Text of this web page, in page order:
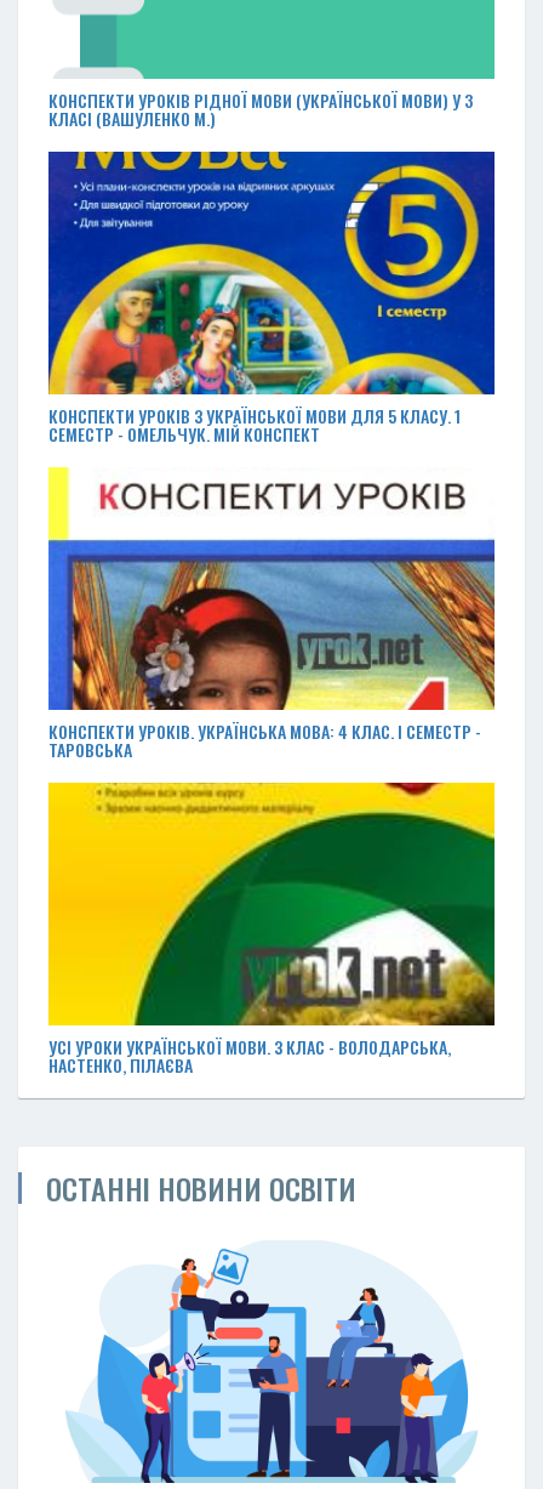
КОНСПЕКТИ УРОКІВ РІДНОЇ МОВИ (УКРАЇНСЬКОЇ МОВИ) У 3
КЛАСІ (ВАШУЛЕНКО М.)
КОНСПЕКТИ УРОКІВ З УКРАЇНСЬКОЇ МОВИ ДЛЯ 5 КЛАСУ. 1
СЕМЕСТР - ОМЕЛЬЧУК. МІЙ КОНСПЕКТ
КОНСПЕКТИ УРОКІВ. УКРАЇНСЬКА МОВА: 4 КЛАС. І СЕМЕСТР -
ТАРОВСЬКА
УСІ УРОКИ УКРАЇНСЬКОЇ МОВИ. З КЛАС - ВОЛОДАРСЬКА,
НАСТЕНКО, ПІЛАЄВА
ОСТАННІ НОВИНИ ОСВІТИ